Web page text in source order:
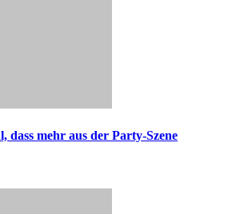
dass mehr aus der Party-Szene